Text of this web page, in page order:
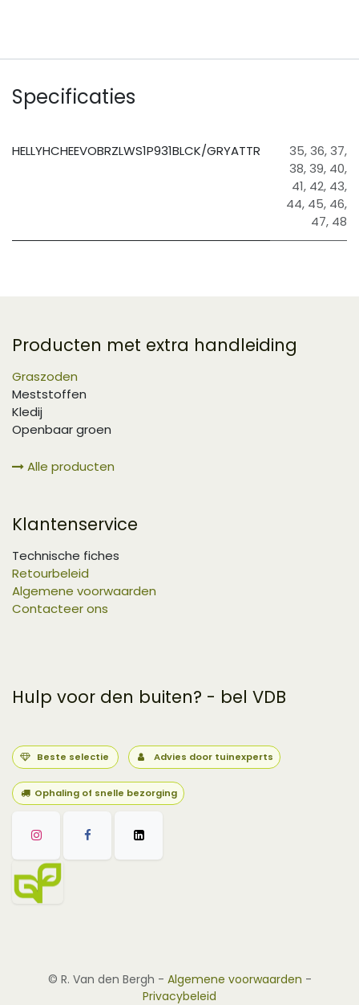
Specificaties
HELLYHCHEEVOBRZLWS1P931BLCK/GRYATTR 35,36,37,
38,39, 40,
41, 42, 43,
44, 45, 46,
47, 48
Producten met extra handleiding
Graszoden
Meststoffen
Kledij
Openbaar groen
Alle producten
Klantenservice
Technische fiches
Retourbeleid
Algemene voorwaarden
Contacteer ons
Hulp voor den buiten? - bel VDB
Beste selectie Advies door tuinexperts
Ophaling of snelle bezorging
© R. Van den Bergh - Algemene voorwaarden -
Privacybeleid